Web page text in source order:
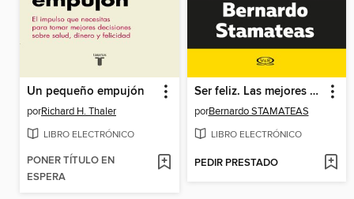
Un pequeño empujón
porRichard H. Thaler
LIBRO ELECTRÓNICO
PONER TÍTULO EN
ESPERA
Ser feliz. Las mejores 100 ideas para tener una vida plena
porBernardo STAMATEAS
LIBRO ELECTRÓNICO
PEDIR PRESTADO